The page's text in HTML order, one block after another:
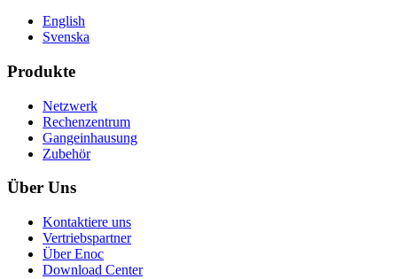
English
Svenska
Produkte
Netzwerk
Rechenzentrum
Gangeinhausung
Zubehör
Über Uns
Kontaktiere uns
Vertriebspartner
Über Enoc
Download Center